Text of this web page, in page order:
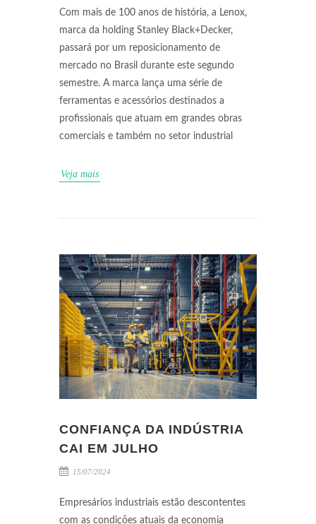
Com mais de 100 anos de história, a Lenox,
marca da holding Stanley Black+Decker,
passará por um reposicionamento de
mercado no Brasil durante este segundo
semestre. A marca lança uma série de
ferramentas e acessórios destinados a
profissionais que atuam em grandes obras
comerciais e também no setor industrial
Veja mais
CONFIANÇA DA INDÚSTRIA
CAI EM JULHO
15/07/2024
Empresários industriais estão descontentes
com as condições atuais da economia